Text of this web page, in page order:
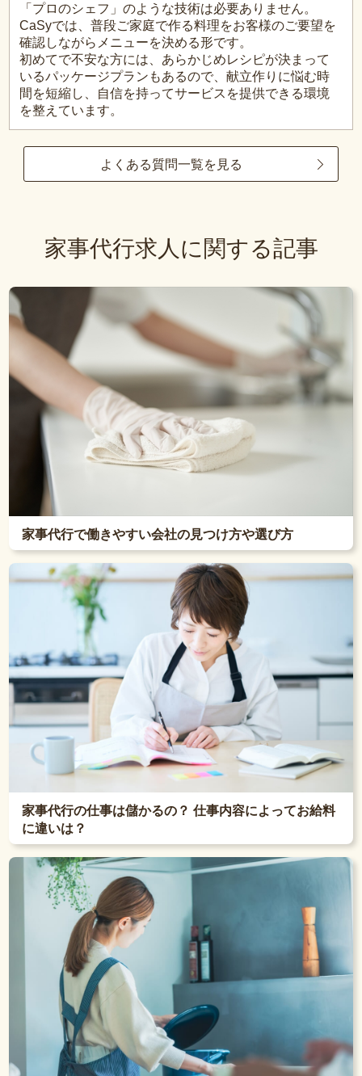
「プロのシェフ」のような技術は必要ありません。
CaSyでは、普段ご家庭で作る料理をお客様のご要望を
確認しながらメニューを決める形です。
初めてで不安な方には、あらかじめレシピが決まって
いるパッケージプランもあるので、献立作りに悩む時
間を短縮し、自信を持ってサービスを提供できる環境
を整えています。
よくある質問一覧を見る
家事代行求人に関する記事
家事代行で働きやすい会社の見つけ方や選び方
家事代行の仕事は儲かるの？ 仕事内容によってお給料
に違いは？